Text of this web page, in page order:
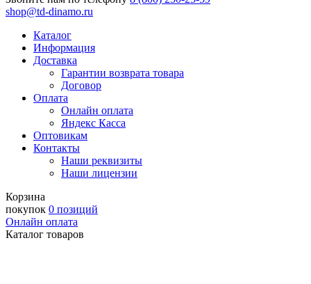
shop@td-dinamo.ru
Каталог
Информация
Доставка
Гарантии возврата товара
Договор
Оплата
Онлайн оплата
Яндекс Касса
Оптовикам
Контакты
Наши реквизиты
Наши лицензии
Корзина
покупок 0 позиций
Онлайн оплата
Каталог товаров